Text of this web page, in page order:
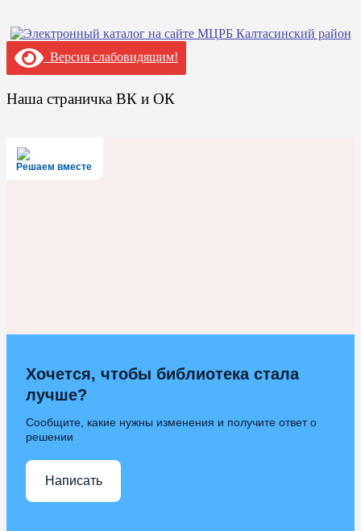
Версия слабовидящим!
Наша страничка ВК и ОК
Решаем вместе
Хочется, чтобы библиотека стала
лучше?
Сообщите, какие нужны изменения и получите ответ о
решении
Написать